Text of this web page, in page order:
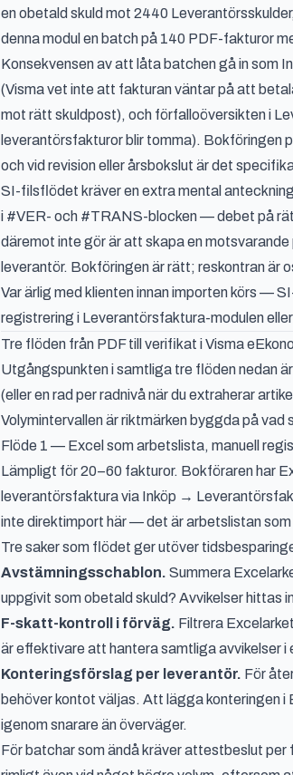
en obetald skuld mot 2440
denna modul en batch på 140 PDF-fakturor
Konsekvensen av att låta batchen gå in som
(Visma vet inte att fakturan väntar på att
mot rätt skuldpost), och förfalloöversikten i
leverantörsfakturor blir tomma). Bokföringen
och vid revision eller årsbokslut är det
SI-filsflödet kräver en extra mental
i #VER- och #TRANS-blocken — debet på
däremot inte gör är att skapa en
leverantör. Bokföringen är rätt; reskontran är
Var ärlig med klienten innan importen körs —
registrering i Leverantörsfaktura-modulen
Tre flöden från PDF till verifikat i Visma
Utgångspunkten i samtliga tre flöden nedan
(eller en rad per radnivå när du extraherar
Volymintervallen är riktmärken byggda på
Flöde 1 — Excel som arbetslista, manuell
Lämpligt för 20–60 fakturor. Bokföraren har
leverantörsfaktura via Inköp →
inte direktimport här — det är arbetslistan
Tre saker som flödet ger utöver
Avstämningsschablon. Summera
uppgivit som obetald skuld? Avvikelser hittas
F-skatt-kontroll i förväg. Filtrera
är effektivare att hantera samtliga avvikelser
Konteringsförslag per leverantör. För
behöver kontot väljas. Att lägga konteringen
igenom snarare än överväger.
För batchar som ändå kräver attestbeslut